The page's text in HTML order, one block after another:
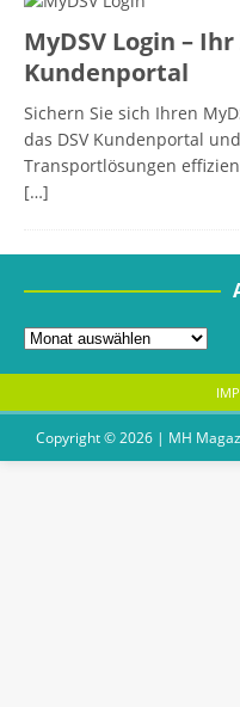
MyDSV Login –
Kundenportal
Sichern Sie sich Ihren
das DSV Kundenportal
Transportlösungen
[…]
Copyright © 2026 | MH